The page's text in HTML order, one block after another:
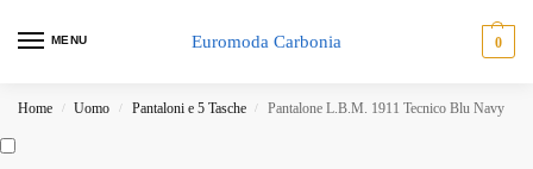
MENU Euromoda Carbonia 0
Home / Uomo / Pantaloni e 5 Tasche / Pantalone L.B.M. 1911 Tecnico Blu Navy